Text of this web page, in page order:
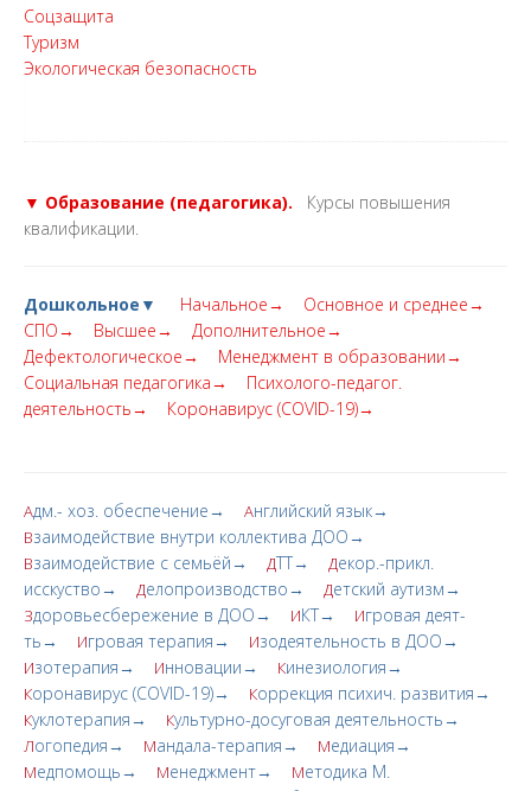
Соцзащита
Туризм
Экологическая безопасность
▼ Образование (педагогика).
Курсы повышения
квалификации.
Дошкольное▼ Начальное→
Основное и среднее→
СПО→
Высшее→
Дополнительное→
Дефектологическое→
Менеджмент в образовании→
Социальная педагогика→
Психолого-педагог.
деятельность→
Коронавирус (COVID-19)→
Адм.- хоз. обеспечение→ Английский язык→
Взаимодействие внутри коллектива ДОО→
Взаимодействие с семьёй→ ДТТ→ Декор.-прикл.
исскуство→
Делопроизводство→ Детский аутизм→
Здоровьесбережение в ДОО→ ИКТ→ Игровая деят-
ть→
Игровая терапия→ Изодеятельность в ДОО→
Изотерапия→ Инновации→ Кинезиология→
Коронавирус (COVID-19)→ Коррекция психич. развития→
Куклотерапия→ Культурно-досуговая деятельность→
Логопедия→ Мандала-терапия→ Медиация→
Медпомощь→ Менеджмент→ Методика М.